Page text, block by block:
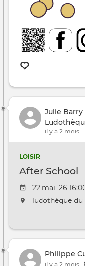
Julie Barry
il y a 2 mois
LOISIR
After School
Date de
22 mai '26
L'événement
ludothèque du
Philippe
il y a 2 mois